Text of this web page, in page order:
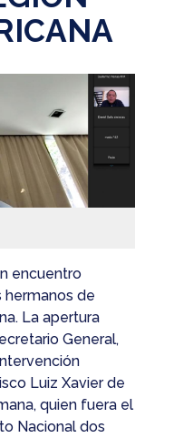
encuentro
hermanos de
La apertura
General,
Luiz Xavier de
quien fuera el
Nacional dos